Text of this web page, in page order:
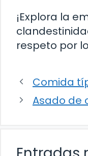
¡Explora la
respeto por
Comida
Asado de